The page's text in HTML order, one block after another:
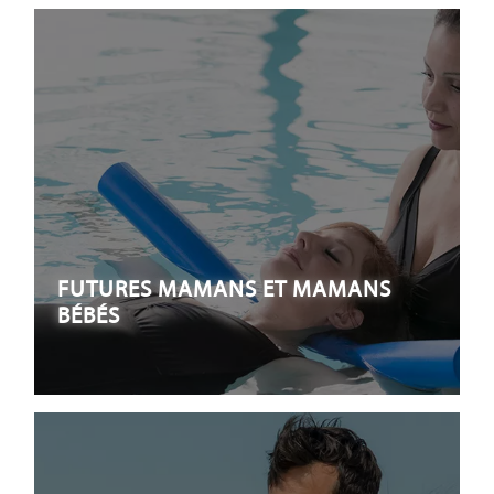
FUTURES MAMANS ET MAMANS
BÉBÉS